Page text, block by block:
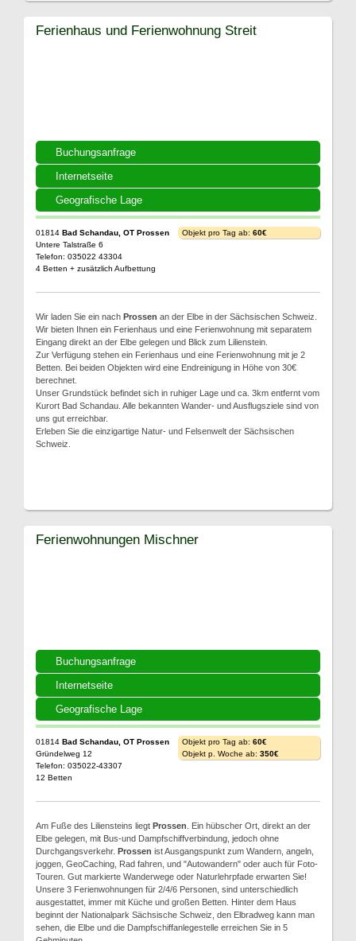
Buchungsanfrage
Internetseite
Geografische Lage
Ferienhaus und Ferienwohnung Streit
01814 Bad Schandau, OT Prossen
Untere Talstraße 6
Telefon: 035022 43304
4 Betten + zusätzlich Aufbettung
Objekt pro Tag ab: 60€
Wir laden Sie ein nach Prossen an der Elbe in der Sächsischen Schweiz.
Wir bieten Ihnen ein Ferienhaus und eine Ferienwohnung mit separatem
Eingang direkt an der Elbe gelegen und Blick zum Lilienstein.
Zur Verfügung stehen ein Ferienhaus und eine Ferienwohnung mit je 2
Betten. Bei beiden Objekten wird eine Endreinigung in Höhe von 30€
berechnet.
Unser Grundstück befindet sich in ruhiger Lage und ca. 3km entfernt vom
Kurort Bad Schandau. Alle bekannten Wander- und Ausflugsziele sind von
uns gut erreichbar.
Erleben Sie die einzigartige Natur- und Felsenwelt der Sächsischen
Schweiz.
Buchungsanfrage
Internetseite
Geografische Lage
Ferienwohnungen Mischner
01814 Bad Schandau, OT Prossen
Gründelweg 12
Telefon: 035022-43307
12 Betten
Objekt pro Tag ab: 60€
Objekt p. Woche ab: 350€
Am Fuße des Liliensteins liegt Prossen . Ein hübscher Ort, direkt an der
Elbe gelegen, mit Bus-und Dampfschiffverbindung, jedoch ohne
Durchgangsverkehr. Prossen ist Ausgangspunkt zum Wandern, angeln,
joggen, GeoCaching, Rad fahren, und "Autowandern" oder auch für Foto-
Touren. Gut markierte Wanderwege oder Naturlehrpfade erwarten Sie!
Unsere 3 Ferienwohnungen für 2/4/6 Personen, sind unterschiedlich
ausgestattet, immer mit Küche und großen Betten. Hinter dem Haus
beginnt der Nationalpark Sächsische Schweiz, den Elbradweg kann man
sehen, die Elbe und die Dampfschiffanlegestelle erreichen Sie in 5